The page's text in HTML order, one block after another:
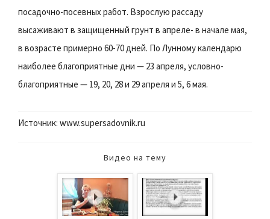
посадочно-посевных работ. Взрослую рассаду
высаживают в защищенный грунт в апреле- в начале мая,
в возрасте примерно 60-70 дней. По Лунному календарю
наиболее благоприятные дни — 23 апреля, условно-
благоприятные — 19, 20, 28 и 29 апреля и 5, 6 мая.
Источник: www.supersadovnik.ru
Видео на тему